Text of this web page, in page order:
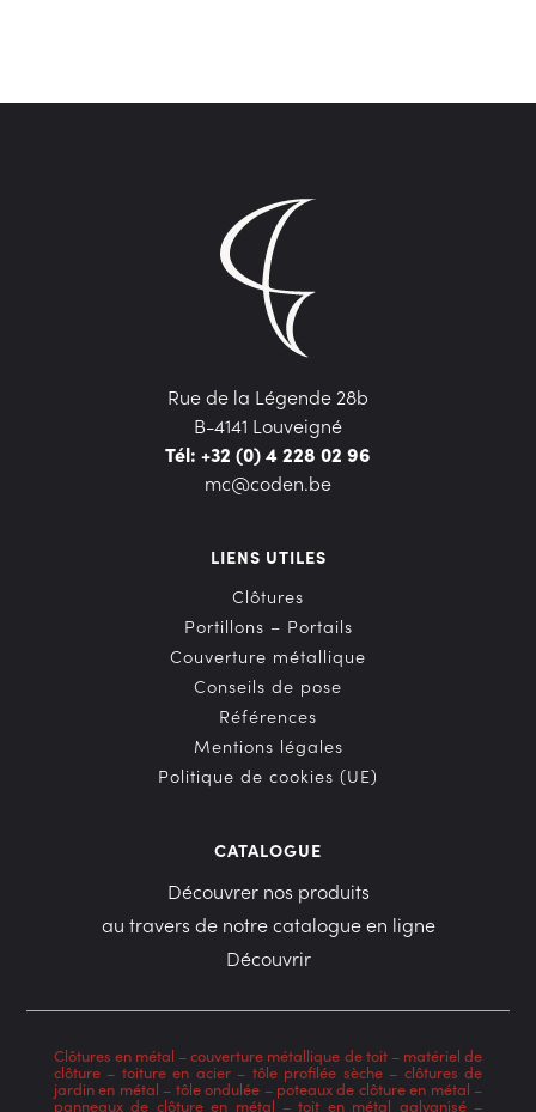
Rue de la Légende 28b
B-4141 Louveigné
Tél: +32 (0) 4 228 02 96
mc@coden.be
LIENS UTILES
Clôtures
Portillons – Portails
Couverture métallique
Conseils de pose
Références
Mentions légales
Politique de cookies (UE)
CATALOGUE
Découvrer nos produits
au travers de notre catalogue en ligne
Découvrir
Clôtures en métal–couverture métallique de toit– matériel de
clôture– toiture en acier– tôle profilée sèche– clôtures de
jardin en métal – tôle ondulée – poteaux de clôture en métal –
panneaux de clôture en métal–toit en métal galvanisé–